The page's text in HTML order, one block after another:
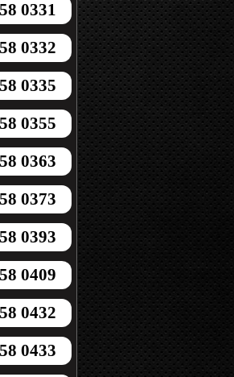
0331
0332
0335
0355
0363
0373
0393
0409
0432
0433